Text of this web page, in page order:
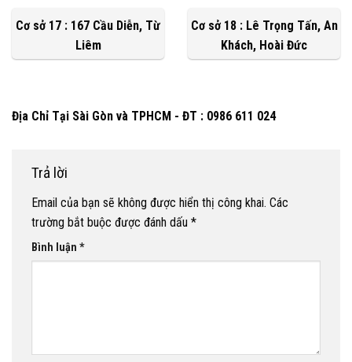
Cơ sở 17 : 167 Cầu Diễn, Từ
Liêm
Cơ sở 18 : Lê Trọng Tấn, An
Khách, Hoài Đức
Địa Chỉ Tại Sài Gòn và TPHCM - ĐT : 0986 611 024
Trả lời
Email của bạn sẽ không được hiển thị công khai. Các
trường bắt buộc được đánh dấu *
Bình luận *